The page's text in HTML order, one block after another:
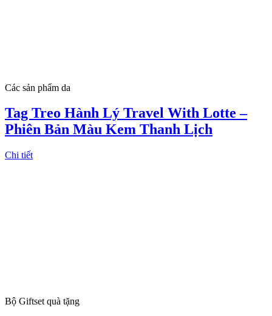
Các sản phẩm da
Tag Treo Hành Lý Travel With Lotte –
Phiên Bản Màu Kem Thanh Lịch
Chi tiết
Bộ Giftset quà tặng